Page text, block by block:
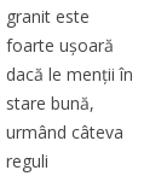
granit este
foarte ușoară
dacă le menții în
stare bună,
urmând câteva
reguli